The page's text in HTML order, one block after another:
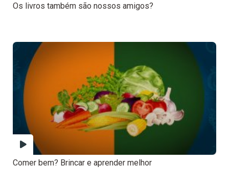
Os livros também são nossos amigos?
Comer bem? Brincar e aprender melhor